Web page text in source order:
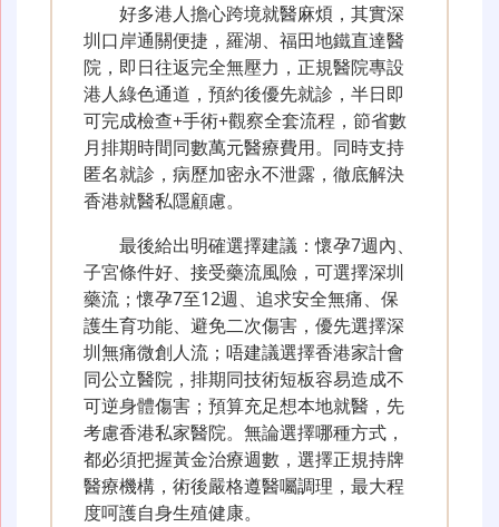
好多港人擔心跨境就醫麻煩，其實深
圳口岸通關便捷，羅湖、福田地鐵直達醫
院，即日往返完全無壓力，正規醫院專設
港人綠色通道，預約後優先就診，半日即
可完成檢查+手術+觀察全套流程，節省數
月排期時間同數萬元醫療費用。同時支持
匿名就診，病歷加密永不泄露，徹底解決
香港就醫私隱顧慮。
最後給出明確選擇建議：懷孕7週內、
子宮條件好、接受藥流風險，可選擇深圳
藥流；懷孕7至12週、追求安全無痛、保
護生育功能、避免二次傷害，優先選擇深
圳無痛微創人流；唔建議選擇香港家計會
同公立醫院，排期同技術短板容易造成不
可逆身體傷害；預算充足想本地就醫，先
考慮香港私家醫院。無論選擇哪種方式，
都必須把握黃金治療週數，選擇正規持牌
醫療機構，術後嚴格遵醫囑調理，最大程
度呵護自身生殖健康。